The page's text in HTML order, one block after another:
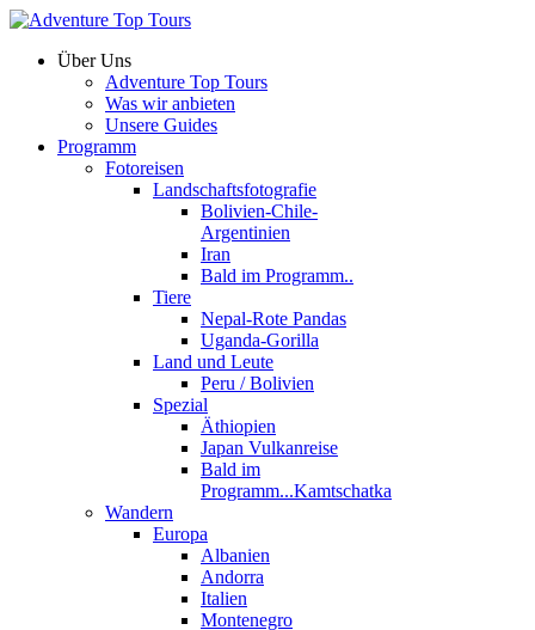
Über Uns
Adventure Top Tours
Was wir anbieten
Unsere Guides
Programm
Fotoreisen
Landschaftsfotografie
Bolivien-Chile-
Argentinien
Iran
Bald im Programm..
Tiere
Nepal-Rote Pandas
Uganda-Gorilla
Land und Leute
Peru / Bolivien
Spezial
Äthiopien
Japan Vulkanreise
Bald im
Programm...Kamtschatka
Wandern
Europa
Albanien
Andorra
Italien
Montenegro